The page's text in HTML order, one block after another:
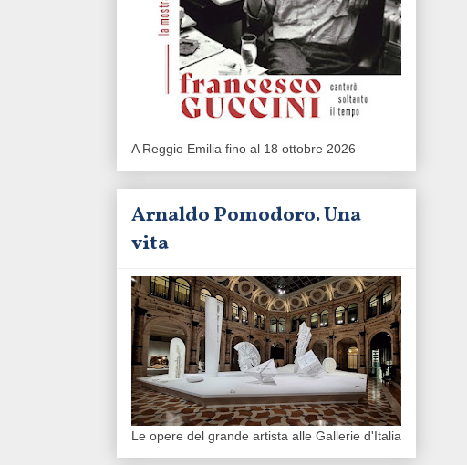
A Reggio Emilia fino al 18 ottobre 2026
Arnaldo Pomodoro. Una
vita
Le opere del grande artista alle Gallerie d'Italia